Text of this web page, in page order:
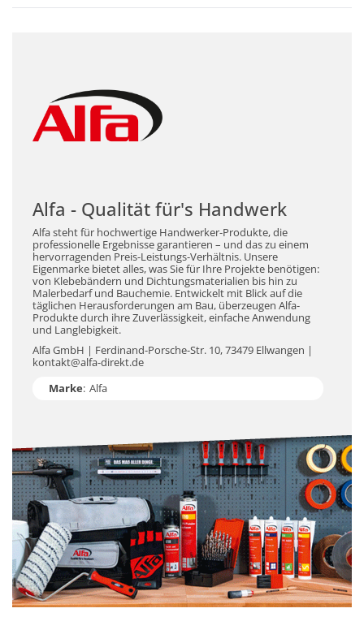
Alfa - Qualität für's Handwerk
Alfa steht für hochwertige Handwerker-Produkte, die
professionelle Ergebnisse garantieren – und das zu einem
hervorragenden Preis-Leistungs-Verhältnis. Unsere
Eigenmarke bietet alles, was Sie für Ihre Projekte benötigen:
von Klebebändern und Dichtungsmaterialien bis hin zu
Malerbedarf und Bauchemie. Entwickelt mit Blick auf die
täglichen Herausforderungen am Bau, überzeugen Alfa-
Produkte durch ihre Zuverlässigkeit, einfache Anwendung
und Langlebigkeit.
Alfa GmbH | Ferdinand-Porsche-Str. 10, 73479 Ellwangen |
kontakt@alfa-direkt.de
Marke: Alfa